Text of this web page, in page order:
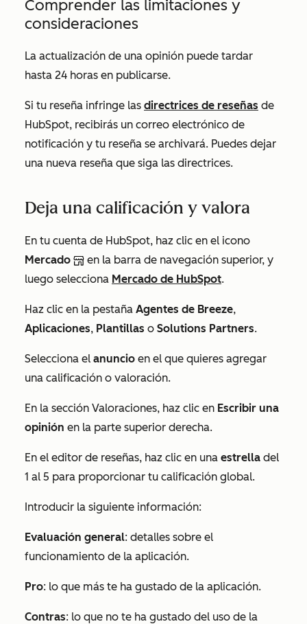
Comprender las limitaciones y
consideraciones
La actualización de una opinión puede tardar
hasta 24 horas en publicarse.
Si tu reseña infringe las directrices de reseñas de
HubSpot, recibirás un correo electrónico de
notificación y tu reseña se archivará. Puedes dejar
una nueva reseña que siga las directrices.
Deja una calificación y valora
En tu cuenta de HubSpot, haz clic en el icono
Mercado
en la barra de navegación superior, y
luego selecciona Mercado de HubSpot.
Haz clic en la pestaña Agentes de Breeze,
Aplicaciones, Plantillas o Solutions Partners.
Selecciona el anuncio en el que quieres agregar
una calificación o valoración.
En la sección Valoraciones, haz clic en Escribir una
opinión en la parte superior derecha.
En el editor de reseñas, haz clic en una estrella del
1 al 5 para proporcionar tu calificación global.
Introducir la siguiente información:
Evaluación general: detalles sobre el
funcionamiento de la aplicación.
Pro: lo que más te ha gustado de la aplicación.
Contras: lo que no te ha gustado del uso de la